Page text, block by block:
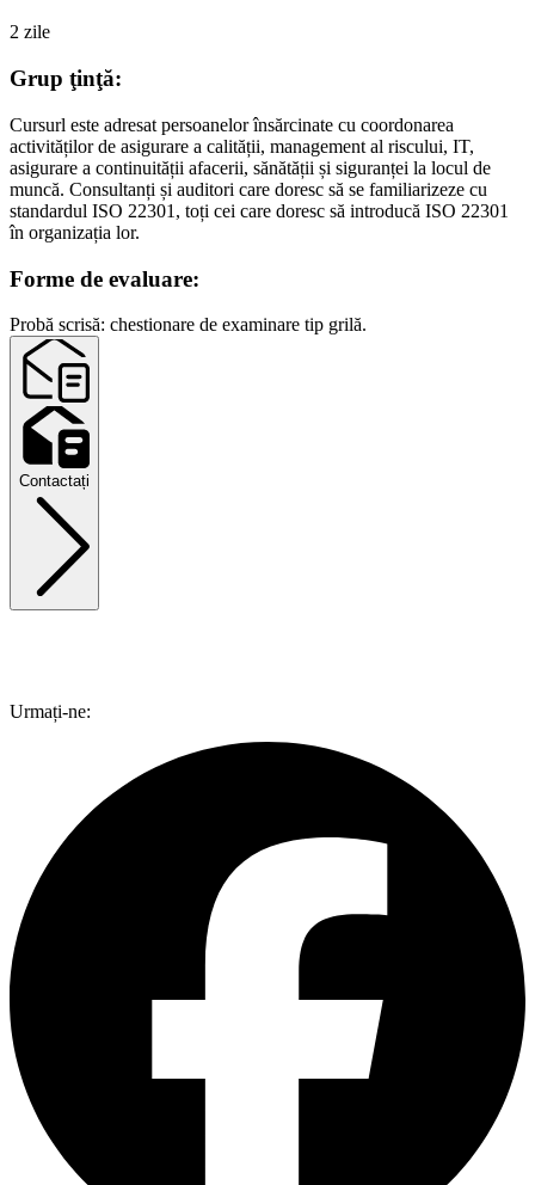
2 zile
Grup ţinţă:
Cursurl este adresat persoanelor însărcinate cu coordonarea
activităților de asigurare a calității, management al riscului, IT,
asigurare a continuității afacerii, sănătății și siguranței la locul de
muncă. Consultanți și auditori care doresc să se familiarizeze cu
standardul ISO 22301, toți cei care doresc să introducă ISO 22301
în organizația lor.
Forme de evaluare:
Probă scrisă: chestionare de examinare tip grilă.
Contactați
Urmați-ne: